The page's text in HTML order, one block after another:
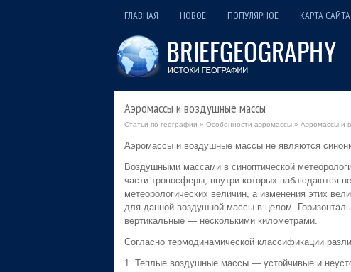
ГЛАВНАЯ НОВОЕ ПОПУЛЯРНОЕ КАРТА САЙТА
Аэромассы и воздушные массы
Статьи по географии » Особенности аэромассы» Аэромассы и
Аэромассы и воздушные массы не являются
Воздушными массами в синоптической
части тропосферы, внутри которых наблюдаются
метеорологических величин, а изменения этих
для данной воздушной массы в целом.
вертикальные — несколькими километрами.
Согласно термодинамической классификации
1. Теплые воздушные массы — устойчивые и